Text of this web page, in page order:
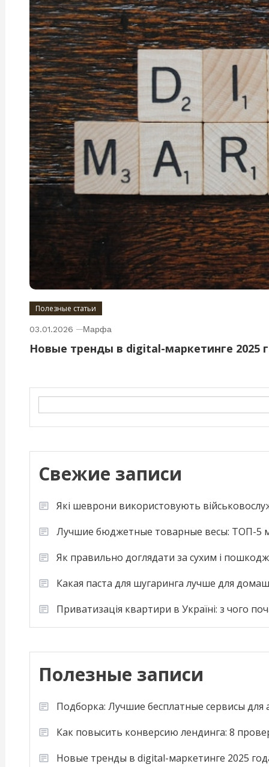
Полезные статьи
03.01.2026 Марфа
Новые тренды в digital-маркетинге 2025
Свежие записи
Які шеврони використовують
Лучшие бюджетные товарные весы: ТОП-5
Як правильно доглядати за сухим і
Какая паста для шугаринга лучше для
Приватизація квартири в Україні: з чого
Полезные записи
Подборка: Лучшие бесплатные сервисы
Как повысить конверсию лендинга: 8
Новые тренды в digital-маркетинге 2025